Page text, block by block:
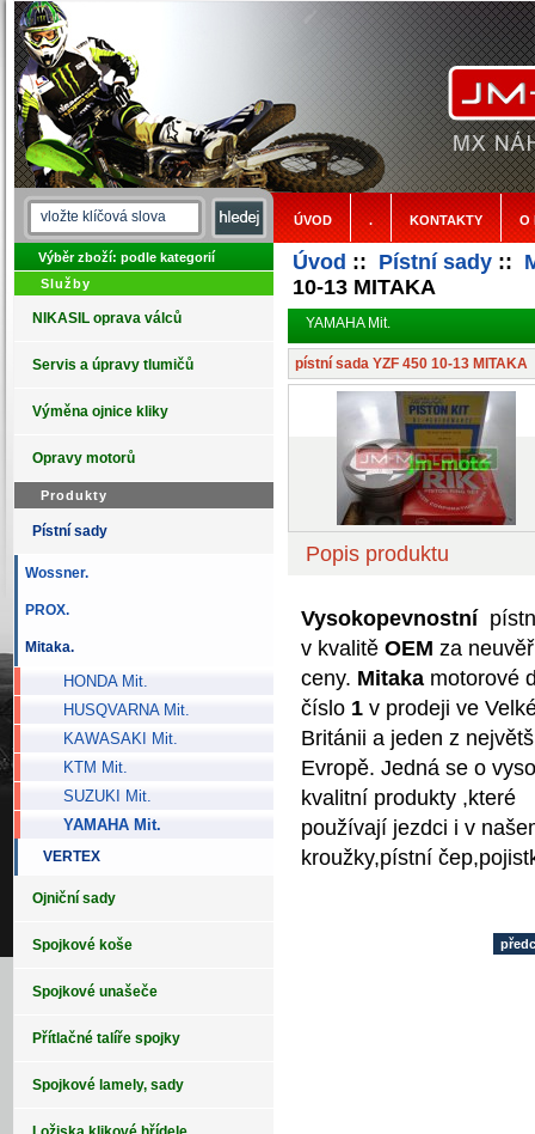
ÚVOD . KONTAKTY O
Výběr zboží: podle kategorií
Služby
NIKASIL oprava válců
Servis a úpravy tlumičů
Výměna ojnice kliky
Opravy motorů
Produkty
Pístní sady
Wossner.
PROX.
Mitaka.
HONDA Mit.
HUSQVARNA Mit.
KAWASAKI Mit.
KTM Mit.
SUZUKI Mit.
YAMAHA Mit.
VERTEX
Ojniční sady
Spojkové koše
Spojkové unašeče
Přítlačné talíře spojky
Spojkové lamely, sady
Úvod :: Pístní sady::
10-13 MITAKA
YAMAHA Mit.
pístní sada YZF 450 10-13 MITAKA
Popis produktu
Vysokopevnostní
v kvalitě OEM za
ceny. Mitaka motorové
číslo 1 v prodeji ve
Británii a jeden z
Evropě. Jedná se o
kvalitní produkty ,které
používají jezdci i v
kroužky,pístní